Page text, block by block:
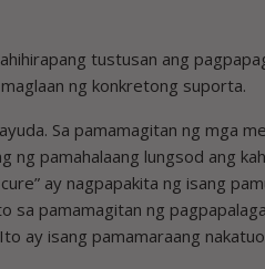
tustusan ang
ng konkretong suporta.
Sa pamamagitan ng mga
ng pamahalaang lungsod ang
ay nagpapakita ng isang
sa pamamagitan ng
ay isang pamamaraang